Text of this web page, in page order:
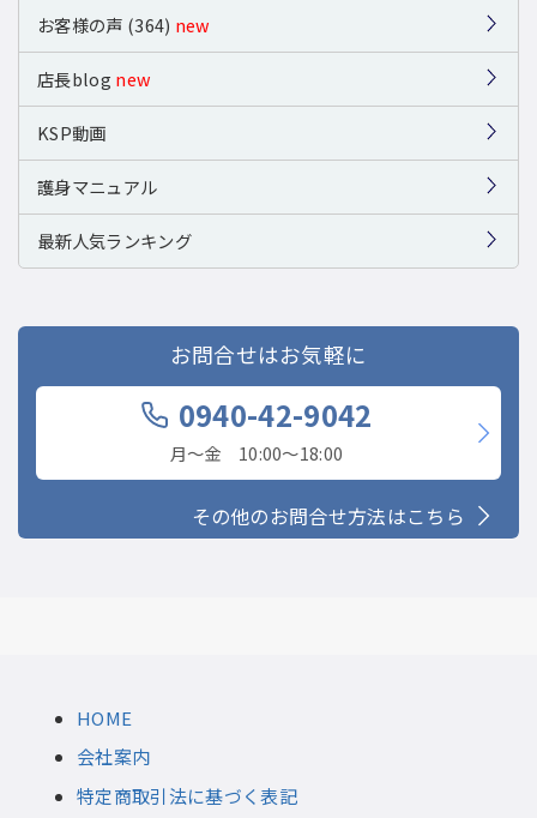
お客様の声 (364) new
店長blog new
KSP動画
護身マニュアル
最新人気ランキング
お問合せはお気軽に
0940-42-9042
月〜金 10:00〜18:00
その他のお問合せ方法はこちら
HOME
会社案内
特定商取引法に基づく表記